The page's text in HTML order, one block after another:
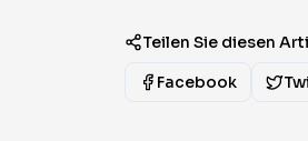
Teilen Sie diesen
Facebook